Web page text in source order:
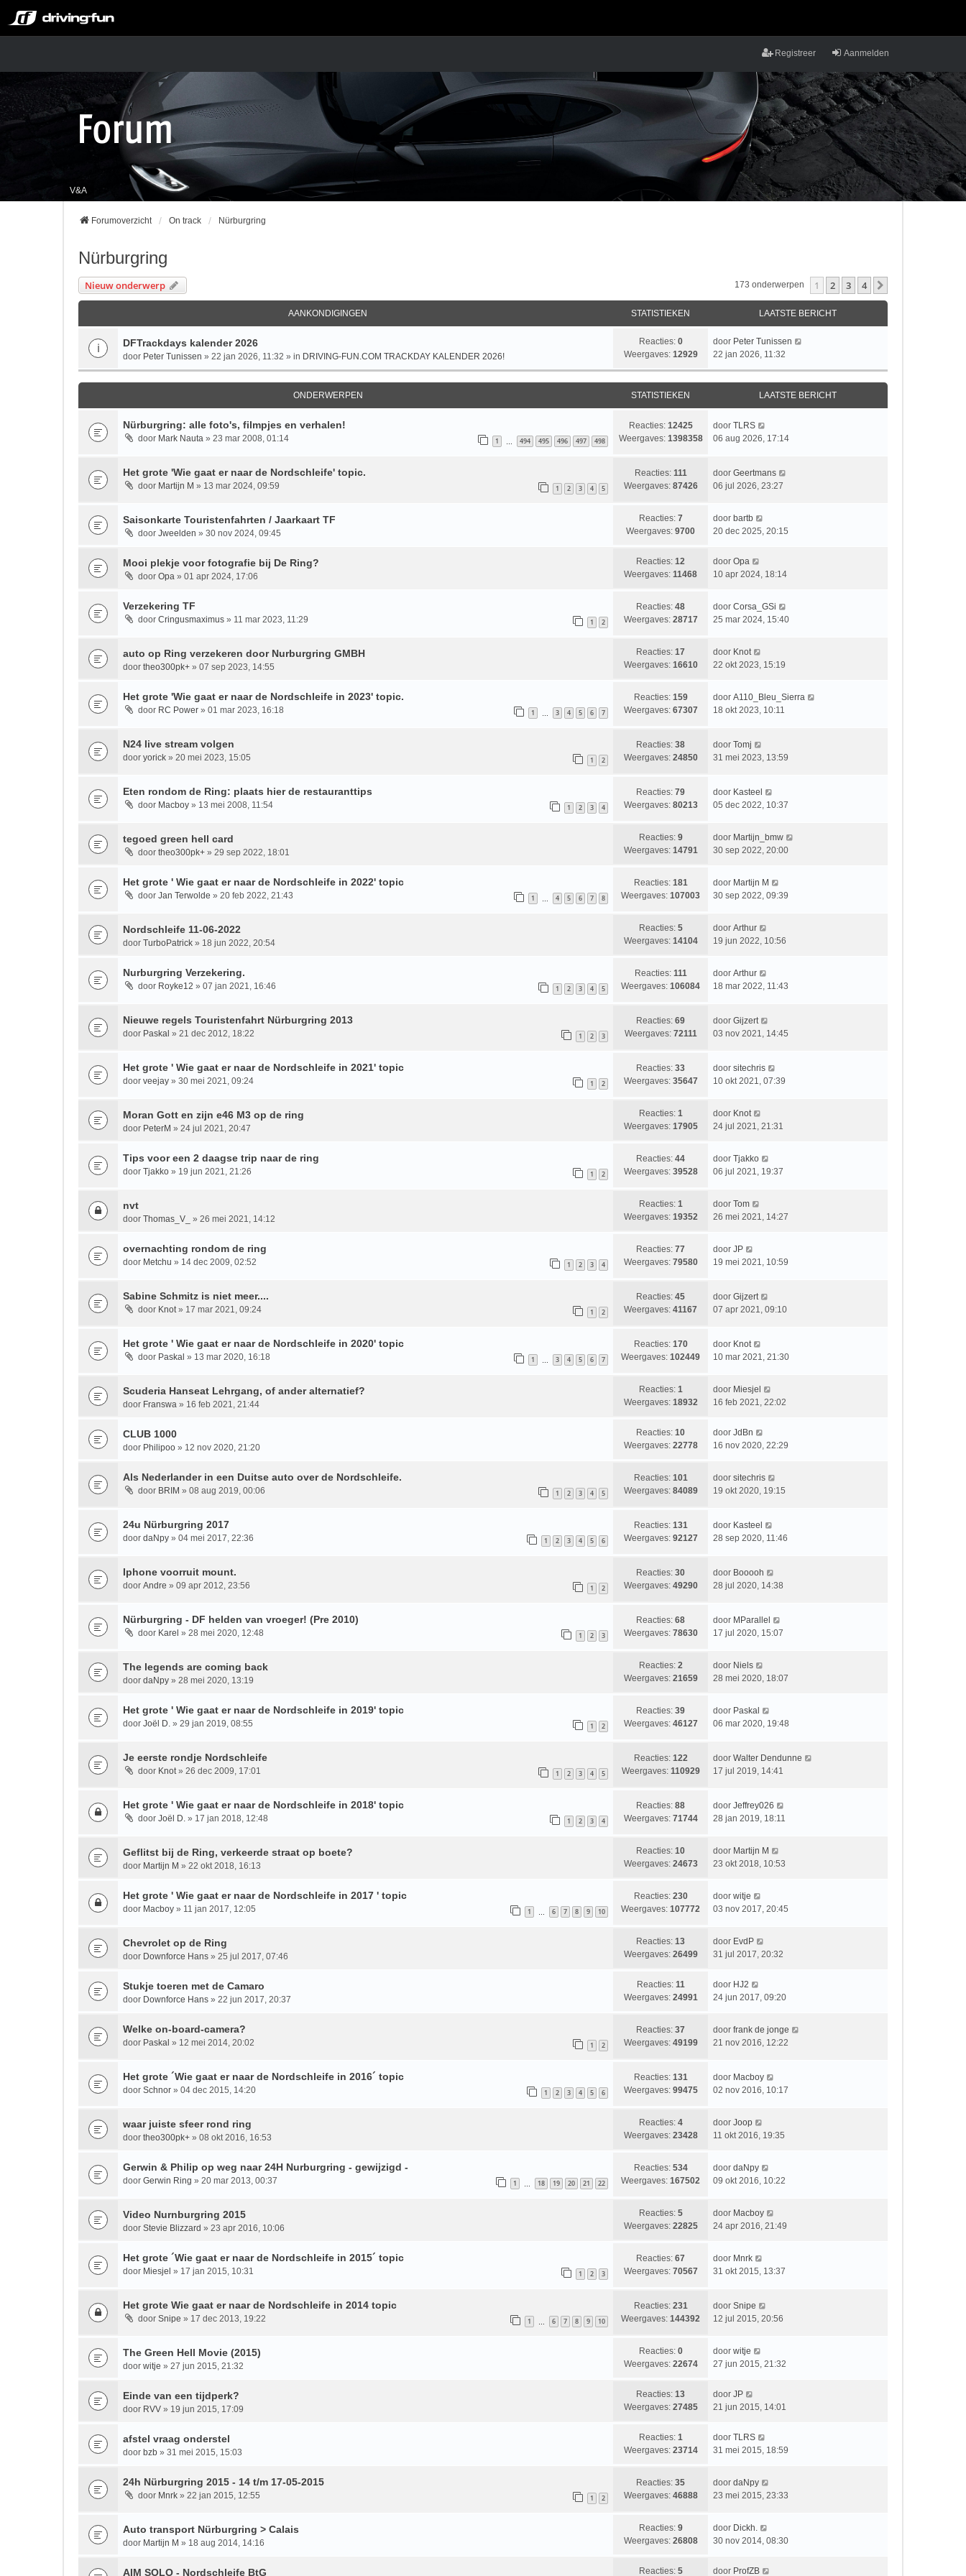
Aanmelden
Registreer
V&A
Forumoverzicht On track Nürburgring
Nürburgring
Nieuw onderwerp 173 onderwerpen 1 2 3 4
AANKONDIGINGEN STATISTIEKEN LAATSTE BERICHT
DFTrackdays kalender 2026
door Peter Tunissen » 22 jan 2026, 11:32 » in DRIVING-FUN.COM TRACKDAY KALENDER 2026!
Reacties: 0
Weergaves: 12929
L
a
b
e
i
c
door Peter Tunissen
22 jan 2026, 11:32
ONDERWERPEN STATISTIEKEN LAATSTE BERICHT
Nürburgring: alle foto's, filmpjes en verhalen!
door Mark Nauta » 23 mar 2008, 01:14 1 494 495 496 497 498
Reacties: 12425
Weergaves: 1398358
L
a
s
t
b
e
c
h
door TLRS
06 aug 2026, 17:14
Het grote 'Wie gaat er naar de Nordschleife' topic.
door Martijn M » 13 mar 2024, 09:59 1 2 3 4 5
Reacties: 111
Weergaves: 87426
L
a
s
t
b
e
c
door Geertmans
06 jul 2026, 23:27
Saisonkarte Touristenfahrten / Jaarkaart TF
door Jweelden » 30 nov 2024, 09:45
Reacties: 7
Weergaves: 9700
L
a
s
b
e
c
door bartb
20 dec 2025, 20:15
Mooi plekje voor fotografie bij De Ring?
door Opa » 01 apr 2024, 17:06
Reacties: 12
Weergaves: 11468
L
a
s
t
b
e
c
h
door Opa
10 apr 2024, 18:14
Verzekering TF
door Cringusmaximus » 11 mar 2023, 11:29 1 2
Reacties: 48
Weergaves: 28717
L
a
s
t
b
e
c
h
door Corsa_GSi
25 mar 2024, 15:40
auto op Ring verzekeren door Nurburgring GMBH
door theo300pk+ » 07 sep 2023, 14:55
Reacties: 17
Weergaves: 16610
L
a
s
t
b
e
c
h
door Knot
22 okt 2023, 15:19
Het grote 'Wie gaat er naar de Nordschleife in 2023' topic.
door RC Power » 01 mar 2023, 16:18 1 3 4 5 6 7
Reacties: 159
Weergaves: 67307
L
a
s
t
b
e
c
h
door A110_Bleu_Sierra
18 okt 2023, 10:11
N24 live stream volgen
door yorick » 20 mei 2023, 15:05 1 2
Reacties: 38
Weergaves: 24850
L
a
s
t
b
e
c
h
door Tomj
31 mei 2023, 13:59
Eten rondom de Ring: plaats hier de restauranttips
door Macboy » 13 mei 2008, 11:54 1 2 3 4
Reacties: 79
Weergaves: 80213
L
a
s
t
b
e
c
h
door Kasteel
05 dec 2022, 10:37
tegoed green hell card
door theo300pk+ » 29 sep 2022, 18:01
Reacties: 9
Weergaves: 14791
L
a
s
t
b
e
c
h
door Martijn_bmw
30 sep 2022, 20:00
Het grote ' Wie gaat er naar de Nordschleife in 2022' topic
door Jan Terwolde » 20 feb 2022, 21:43 1 4 5 6 7 8
Reacties: 181
Weergaves: 107003
L
a
s
t
b
e
c
h
door Martijn M
30 sep 2022, 09:39
Nordschleife 11-06-2022
door TurboPatrick » 18 jun 2022, 20:54
Reacties: 5
Weergaves: 14104
L
a
s
t
b
e
c
h
door Arthur
19 jun 2022, 10:56
Nurburgring Verzekering.
door Royke12 » 07 jan 2021, 16:46 1 2 3 4 5
Reacties: 111
Weergaves: 106084
L
a
s
t
b
e
c
h
door Arthur
18 mar 2022, 11:43
Nieuwe regels Touristenfahrt Nürburgring 2013
door Paskal » 21 dec 2012, 18:22 1 2 3
Reacties: 69
Weergaves: 72111
L
a
s
t
b
e
c
h
door Gijzert
03 nov 2021, 14:45
Het grote ' Wie gaat er naar de Nordschleife in 2021' topic
door veejay » 30 mei 2021, 09:24 1 2
Reacties: 33
Weergaves: 35647
L
a
s
t
b
e
c
h
door sitechris
10 okt 2021, 07:39
Moran Gott en zijn e46 M3 op de ring
door PeterM » 24 jul 2021, 20:47
Reacties: 1
Weergaves: 17905
L
a
s
t
b
e
c
h
door Knot
24 jul 2021, 21:31
Tips voor een 2 daagse trip naar de ring
door Tjakko » 19 jun 2021, 21:26 1 2
Reacties: 44
Weergaves: 39528
L
a
s
t
b
e
c
h
door Tjakko
06 jul 2021, 19:37
nvt
door Thomas_V_ » 26 mei 2021, 14:12
Reacties: 1
Weergaves: 19352
L
a
s
t
b
e
c
h
door Tom
26 mei 2021, 14:27
overnachting rondom de ring
door Metchu » 14 dec 2009, 02:52 1 2 3 4
Reacties: 77
Weergaves: 79580
L
a
s
t
b
e
c
h
door JP
19 mei 2021, 10:59
Sabine Schmitz is niet meer....
door Knot» 17 mar 2021, 09:24 1 2
Reacties: 45
Weergaves: 41167
L
a
s
t
b
e
c
h
door Gijzert
07 apr 2021, 09:10
Het grote ' Wie gaat er naar de Nordschleife in 2020' topic
door Paskal » 13 mar 2020, 16:18 1 3 4 5 6 7
Reacties: 170
Weergaves: 102449
L
a
s
t
b
e
c
door Knot
10 mar 2021, 21:30
Scuderia Hanseat Lehrgang, of ander alternatief?
door Franswa » 16 feb 2021, 21:44
Reacties: 1
Weergaves: 18932
L
a
s
b
e
c
h
door Miesjel
16 feb 2021, 22:02
CLUB 1000
door Philipoo » 12 nov 2020, 21:20
Reacties: 10
Weergaves: 22778
L
a
s
t
b
e
c
h
door JdBn
16 nov 2020, 22:29
Als Nederlander in een Duitse auto over de Nordschleife.
door BRIM » 08 aug 2019, 00:06 1 2 3 4 5
Reacties: 101
Weergaves: 84089
L
a
s
t
b
e
c
h
door sitechris
19 okt 2020, 19:15
24u Nürburgring 2017
door daNpy » 04 mei 2017, 22:36 1 2 3 4 5 6
Reacties: 131
Weergaves: 92127
L
a
s
t
b
e
c
h
door Kasteel
28 sep 2020, 11:46
Iphone voorruit mount.
door Andre » 09 apr 2012, 23:56 1 2
Reacties: 30
Weergaves: 49290
L
a
s
t
b
e
c
h
door Booooh
28 jul 2020, 14:38
Nürburgring - DF helden van vroeger! (Pre 2010)
door Karel » 28 mei 2020, 12:48 1 2 3
Reacties: 68
Weergaves: 78630
L
a
s
t
b
e
c
h
door MParallel
17 jul 2020, 15:07
The legends are coming back
door daNpy » 28 mei 2020, 13:19
Reacties: 2
Weergaves: 21659
L
a
s
t
b
e
c
h
door Niels
28 mei 2020, 18:07
Het grote ' Wie gaat er naar de Nordschleife in 2019' topic
door Joël D. » 29 jan 2019, 08:55 1 2
Reacties: 39
Weergaves: 46127
L
a
s
t
b
e
c
h
door Paskal
06 mar 2020, 19:48
Je eerste rondje Nordschleife
door Knot» 26 dec 2009, 17:01 1 2 3 4 5
Reacties: 122
Weergaves: 110929
L
a
s
t
b
e
c
h
door Walter Dendunne
17 jul 2019, 14:41
Het grote ' Wie gaat er naar de Nordschleife in 2018' topic
door Joël D. » 17 jan 2018, 12:48 1 2 3 4
Reacties: 88
Weergaves: 71744
L
a
s
t
b
e
c
h
door Jeffrey026
28 jan 2019, 18:11
Geflitst bij de Ring, verkeerde straat op boete?
door Martijn M » 22 okt 2018, 16:13
Reacties: 10
Weergaves: 24673
L
a
s
t
b
e
c
door Martijn M
23 okt 2018, 10:53
Het grote ' Wie gaat er naar de Nordschleife in 2017 ' topic
door Macboy » 11 jan 2017, 12:05 1 6 7 8 9 10
Reacties: 230
Weergaves: 107772
L
a
s
t
b
e
c
door witje
03 nov 2017, 20:45
Chevrolet op de Ring
door Downforce Hans » 25 jul 2017, 07:46
Reacties: 13
Weergaves: 26499
L
a
s
b
e
c
h
door EvdP
31 jul 2017, 20:32
Stukje toeren met de Camaro
door Downforce Hans » 22 jun 2017, 20:37
Reacties: 11
Weergaves: 24991
L
a
s
t
b
e
c
h
door HJ2
24 jun 2017, 09:20
Welke on-board-camera?
door Paskal » 12 mei 2014, 20:02 1 2
Reacties: 37
Weergaves: 49199
L
a
s
t
b
e
c
h
door frank de jonge
21 nov 2016, 12:22
Het grote ´Wie gaat er naar de Nordschleife in 2016´ topic
door Schnor » 04 dec 2015, 14:20 1 2 3 4 5 6
Reacties: 131
Weergaves: 99475
L
a
s
t
b
e
c
h
door Macboy
02 nov 2016, 10:17
waar juiste sfeer rond ring
door theo300pk+ » 08 okt 2016, 16:53
Reacties: 4
Weergaves: 23428
L
a
s
t
b
e
c
h
door Joop
11 okt 2016, 19:35
Gerwin & Philip op weg naar 24H Nurburgring - gewijzigd -
door Gerwin Ring » 20 mar 2013, 00:37 1 18 19 20 21 22
Reacties: 534
Weergaves: 167502
L
a
s
t
b
e
c
h
door daNpy
09 okt 2016, 10:22
Video Nurnburgring 2015
door Stevie Blizzard » 23 apr 2016, 10:06
Reacties: 5
Weergaves: 22825
L
a
s
t
b
e
c
h
door Macboy
24 apr 2016, 21:49
Het grote ´Wie gaat er naar de Nordschleife in 2015´ topic
door Miesjel » 17 jan 2015, 10:31 1 2 3
Reacties: 67
Weergaves: 70567
L
a
s
t
b
e
c
h
door Mnrk
31 okt 2015, 13:37
Het grote Wie gaat er naar de Nordschleife in 2014 topic
door Snipe » 17 dec 2013, 19:22 1 6 7 8 9 10
Reacties: 231
Weergaves: 144392
L
a
s
t
b
e
i
c
door Snipe
12 jul 2015, 20:56
The Green Hell Movie (2015)
door witje » 27 jun 2015, 21:32
Reacties: 0
Weergaves: 22674
L
a
s
b
e
i
c
door witje
27 jun 2015, 21:32
Einde van een tijdperk?
door RVV » 19 jun 2015, 17:09
Reacties: 13
Weergaves: 27485
L
a
s
b
e
c
door JP
21 jun 2015, 14:01
afstel vraag onderstel
door bzb » 31 mei 2015, 15:03
Reacties: 1
Weergaves: 23714
L
a
s
t
b
e
door TLRS
31 mei 2015, 18:59
24h Nürburgring 2015 - 14 t/m 17-05-2015
door Mnrk » 22 jan 2015, 12:55 1 2
Reacties: 35
Weergaves: 46888
L
a
s
t
b
door daNpy
23 mei 2015, 23:33
Auto transport Nürburgring > Calais
door Martijn M » 18 aug 2014, 14:16
Reacties: 9
Weergaves: 26808
L
a
door Dickh.
30 nov 2014, 08:30
AIM SOLO - Nordschleife BtG Reacties: 5 L
door ProfZB